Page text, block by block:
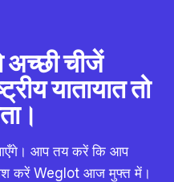
अच्छी चीजें
यातायात तो
आप तय करें कि आप
करें Weglot आज मुफ्त में।